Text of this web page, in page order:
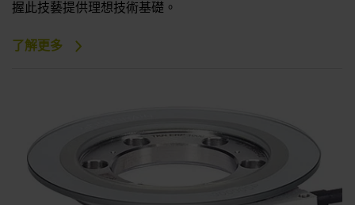
握此技藝提供理想技術基礎。
了解更多